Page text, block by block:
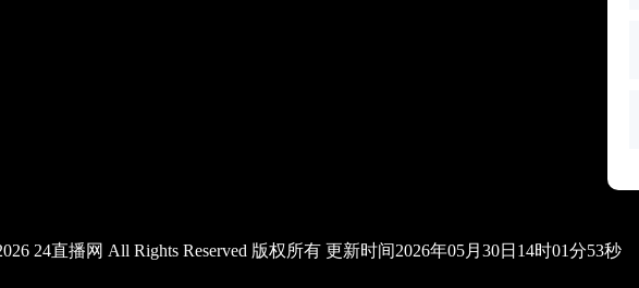
24直播网 All Rights Reserved 版权所有 更新时间2026年05月30日14时01分53秒